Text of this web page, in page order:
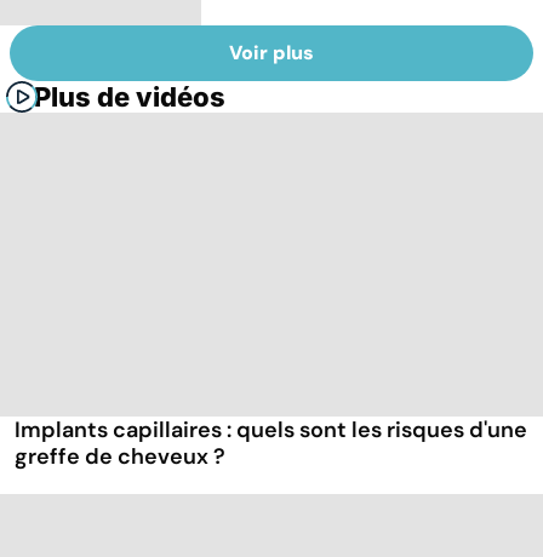
Voir plus
Plus de vidéos
Implants capillaires : quels sont les risques d'une
greffe de cheveux ?